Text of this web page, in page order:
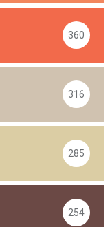
360
316
285
254